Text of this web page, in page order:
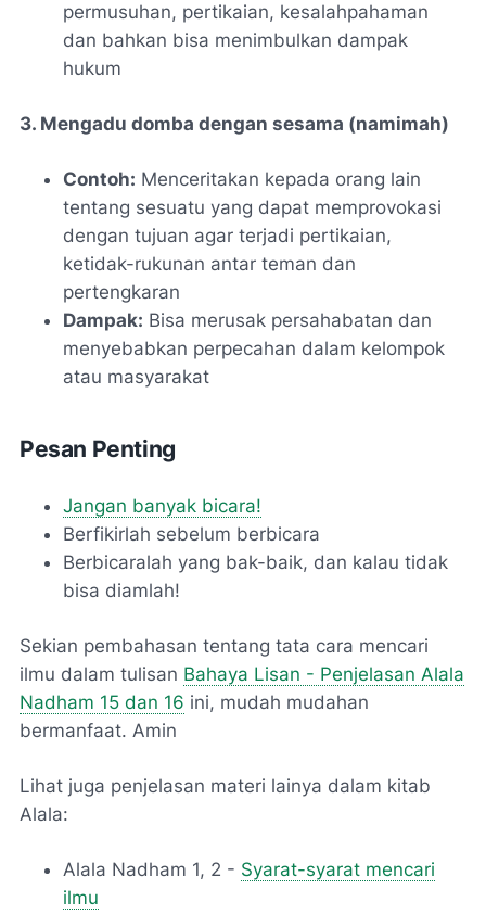
permusuhan, pertikaian, kesalahpahaman
dan bahkan bisa menimbulkan dampak
hukum
3. Mengadu domba dengan sesama (namimah)
Contoh: Menceritakan kepada orang lain
tentang sesuatu yang dapat memprovokasi
dengan tujuan agar terjadi pertikaian,
ketidak-rukunan antar teman dan
pertengkaran
Dampak: Bisa merusak persahabatan dan
menyebabkan perpecahan dalam kelompok
atau masyarakat
Pesan Penting
Jangan banyak bicara!
Berfikirlah sebelum berbicara
Berbicaralah yang bak-baik, dan kalau tidak
bisa diamlah!
Sekian pembahasan tentang tata cara mencari
ilmu dalam tulisan Bahaya Lisan - Penjelasan Alala
Nadham 15 dan 16 ini, mudah mudahan
bermanfaat. Amin
Lihat juga penjelasan materi lainya dalam kitab
Alala:
Alala Nadham 1, 2 - Syarat-syarat mencari
ilmu